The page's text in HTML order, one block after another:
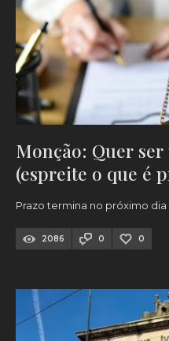
Monção: Quer
(espreite o que é
Prazo termina no próximo dia
2086 0 0